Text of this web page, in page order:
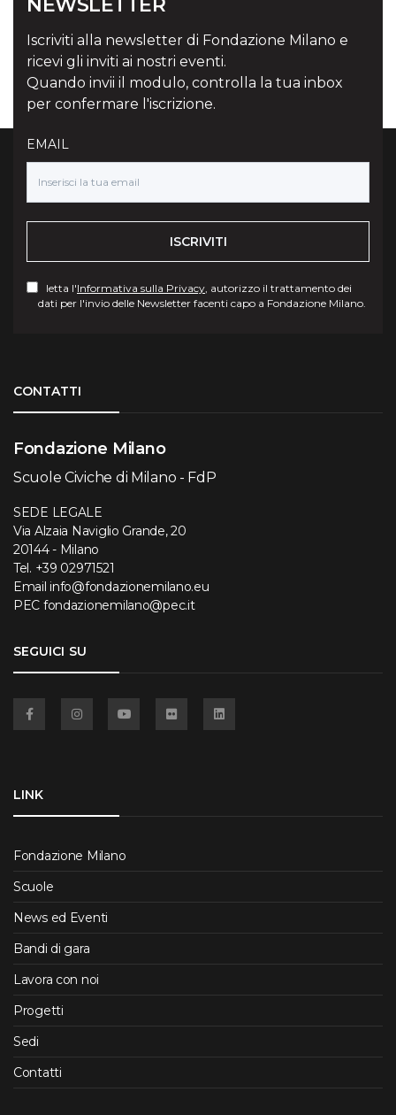
Iscriviti alla newsletter di Fondazione Milano e
ricevi gli inviti ai nostri eventi.
Quando invii il modulo, controlla la tua inbox
per confermare l'iscrizione.
EMAIL
ISCRIVITI
letta l'Informativa sulla Privacy, autorizzo il trattamento dei
dati per l'invio delle Newsletter facenti capo a Fondazione Milano.
CONTATTI
Fondazione Milano
Scuole Civiche di Milano - FdP
SEDE LEGALE
Via Alzaia Naviglio Grande, 20
20144 - Milano
Tel. +39 02971521
Email info@fondazionemilano.eu
PEC fondazionemilano@pec.it
SEGUICI SU
LINK
Fondazione Milano
Scuole
News ed Eventi
Bandi di gara
Lavora con noi
Progetti
Sedi
Contatti